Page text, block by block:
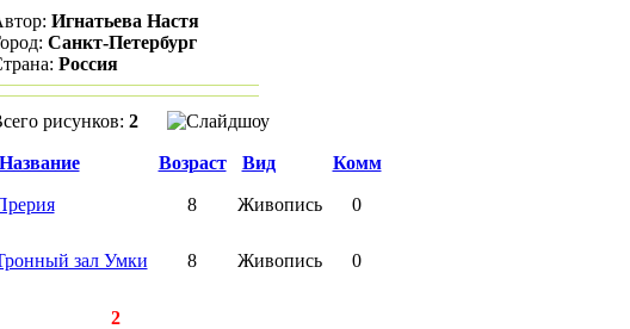
Игнатьева Настя
Санкт-Петербург
Россия
рисунков: 2
Название Возраст Вид Комм
8 Живопись 0
зал Умки 8 Живопись 0
2